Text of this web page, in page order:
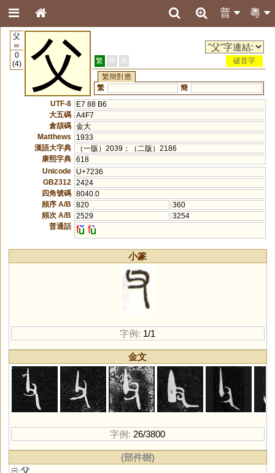
粵
普
父
88
0
(4)
父 繁 簡 港
破音字
繁簡對應
繁
簡
UTF-8
E7 88 B6
大五碼 A4F7
倉頡碼 金大
Matthews
1933
漢語大字典
（一版）2039；（二版）2186
康熙字典 618
Unicode
U+7236
GB2312
2424
四角號碼 8040.0
頻序 A/B
820
360
頻次 A/B
2529
3254
普通話 f f
小篆
字例: 1/1
金文
字例: 26/3800
(部件樹)
父